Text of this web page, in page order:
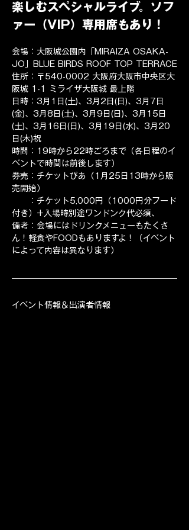
楽しむスペシャルライブ。ソフ
ァー（VIP）専用席もあり！
会場：大阪城公園内「MIRAIZA OSAKA-
JO」BLUE BIRDS ROOF TOP TERRACE
住所：〒540-0002 大阪府大阪市中央区大
阪城 1-1 ミライザ大阪城 最上階
日時：3月1日(土)、3月2日(日)、3月7日
(金)、3月8日(土)、3月9日(日)、3月15日
(土)、3月16日(日)、3月19日(水)、3月20
日(木)祝
時間：19時から22時ごろまで（各日程のイ
ベントで時間は前後します）
券売：チケットぴあ（1月25日13時から販
売開始）
：チケット5,000円（1000円分フード
付き）+入場時別途ワンドンク代必須、
備考：会場にはドリンクメニューもたくさ
ん！軽食やFOODもありますよ！（イベント
によって内容は異なります）
イベント情報＆出演者情報